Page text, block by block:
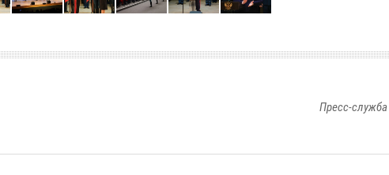
Пресс-служба